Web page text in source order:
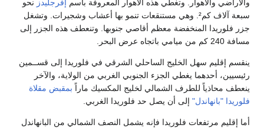
باسمإفرجليدزنحو
بها أعشاب وشجيرات. وتشغل
وتنعطف هذه الجزر إلى
فلوريدا إلى قســمين
الولاية، والآخر
ماراًبمقبض مقلاة
من البانهاندل